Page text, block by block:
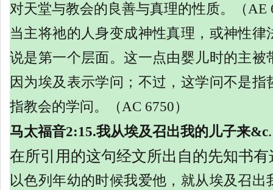
对天堂与教会的良善与真理的性质。（AE
当主将祂的人身变成神性真理，或神性律
说是第一个层面。这一点由婴儿时的主被
因为埃及表示学问；不过，这学问不是指
指教会的学问。（AC 6750）
马太福音2:15.我从埃及召出我的儿子来&c.
在所引用的这句经文所出自的先知书有
以色列年幼的时候我爱他，就从埃及召出